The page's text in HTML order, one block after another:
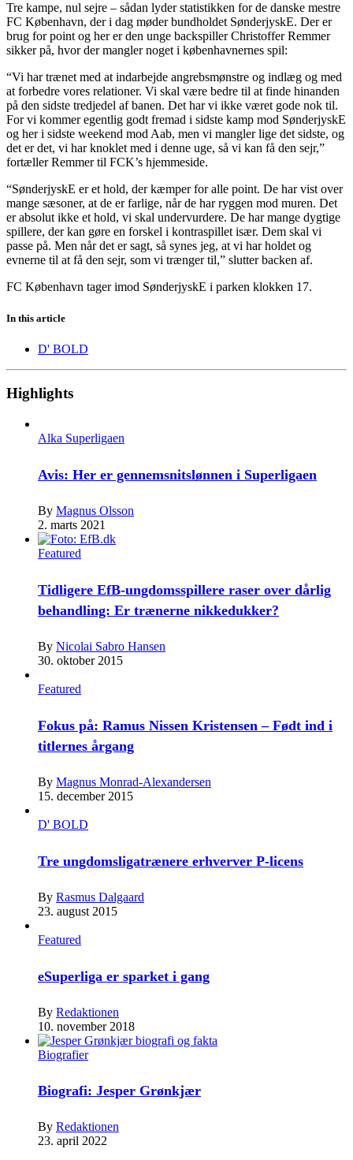
Tre kampe, nul sejre – sådan lyder statistikken for de danske mestre
FC København, der i dag møder bundholdet SønderjyskE. Der er
brug for point og her er den unge backspiller Christoffer Remmer
sikker på, hvor der mangler noget i københavnernes spil:
“Vi har trænet med at indarbejde angrebsmønstre og indlæg og med
at forbedre vores relationer. Vi skal være bedre til at finde hinanden
på den sidste tredjedel af banen. Det har vi ikke været gode nok til.
For vi kommer egentlig godt fremad i sidste kamp mod SønderjyskE
og her i sidste weekend mod Aab, men vi mangler lige det sidste, og
det er det, vi har knoklet med i denne uge, så vi kan få den sejr,”
fortæller Remmer til FCK’s hjemmeside.
“SønderjyskE er et hold, der kæmper for alle point. De har vist over
mange sæsoner, at de er farlige, når de har ryggen mod muren. Det
er absolut ikke et hold, vi skal undervurdere. De har mange dygtige
spillere, der kan gøre en forskel i kontraspillet især. Dem skal vi
passe på. Men når det er sagt, så synes jeg, at vi har holdet og
evnerne til at få den sejr, som vi trænger til,” slutter backen af.
FC København tager imod SønderjyskE i parken klokken 17.
In this article
D' BOLD
Highlights
Alka Superligaen
Avis: Her er gennemsnitslønnen i Superligaen
By Magnus Olsson
2. marts 2021
Featured
Tidligere EfB-ungdomsspillere raser over dårlig
behandling: Er trænerne nikkedukker?
By Nicolai Sabro Hansen
30. oktober 2015
Featured
Fokus på: Ramus Nissen Kristensen – Født ind i
titlernes årgang
By Magnus Monrad-Alexandersen
15. december 2015
D' BOLD
Tre ungdomsligatrænere erhverver P-licens
By Rasmus Dalgaard
23. august 2015
Featured
eSuperliga er sparket i gang
By Redaktionen
10. november 2018
Biografier
Biografi: Jesper Grønkjær
By Redaktionen
23. april 2022